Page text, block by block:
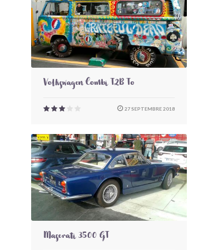
Volkswagen Combi T2B To
27 SEPTEMBRE 2018
Maserati 3500 GT